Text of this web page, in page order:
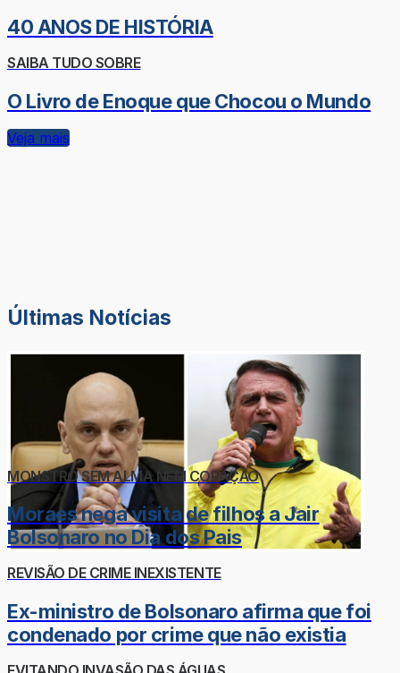
40 ANOS DE HISTÓRIA
SAIBA TUDO SOBRE
O Livro de Enoque que Chocou o Mundo
Veja mais
Últimas Notícias
MONSTRO SEM ALMA NEM CORAÇÃO
Moraes nega visita de filhos a Jair
Bolsonaro no Dia dos Pais
REVISÃO DE CRIME INEXISTENTE
Ex-ministro de Bolsonaro afirma que foi
condenado por crime que não existia